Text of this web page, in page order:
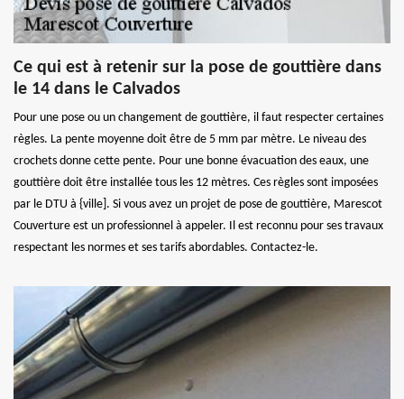
Ce qui est à retenir sur la pose de gouttière dans
le 14 dans le Calvados
Pour une pose ou un changement de gouttière, il faut respecter certaines
règles. La pente moyenne doit être de 5 mm par mètre. Le niveau des
crochets donne cette pente. Pour une bonne évacuation des eaux, une
gouttière doit être installée tous les 12 mètres. Ces règles sont imposées
par le DTU à {ville]. Si vous avez un projet de pose de gouttière, Marescot
Couverture est un professionnel à appeler. Il est reconnu pour ses travaux
respectant les normes et ses tarifs abordables. Contactez-le.